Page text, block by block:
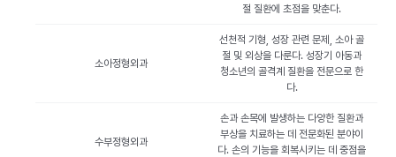
절 질환에 초점을 맞춘다.
소아정형외과
선천적 기형, 성장 관련 문제, 소아 골
절 및 외상을 다룬다. 성장기 아동과
청소년의 골격계 질환을 전문으로 한
다.
수부정형외과
손과 손목에 발생하는 다양한 질환과
부상을 치료하는 데 전문화된 분야이
다. 손의 기능을 회복시키는 데 중점을